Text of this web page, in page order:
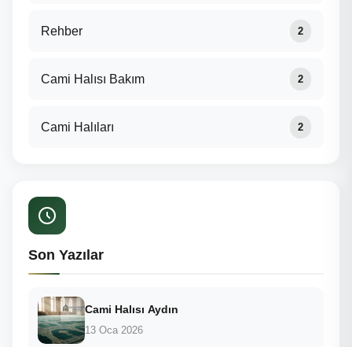
Rehber 2
Cami Halısı Bakım 2
Cami Halıları 2
Son Yazılar
Cami Halısı Aydın
13 Oca 2026